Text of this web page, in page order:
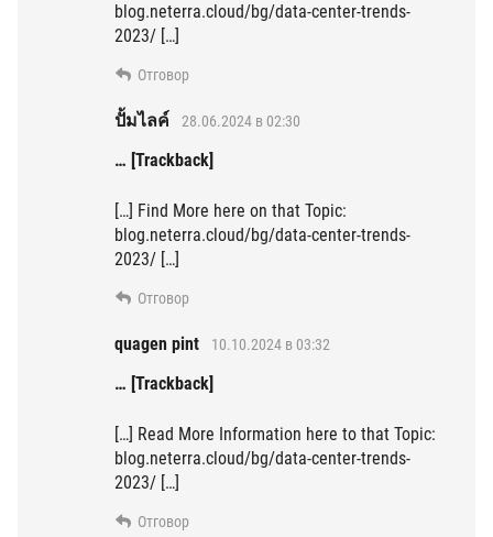
blog.neterra.cloud/bg/data-center-trends-
2023/ […]
Отговор
ปั้มไลค์ 28.06.2024 в 02:30
… [Trackback]
[…] Find More here on that Topic:
blog.neterra.cloud/bg/data-center-trends-
2023/ […]
Отговор
quagen pint 10.10.2024 в 03:32
… [Trackback]
[…] Read More Information here to that Topic:
blog.neterra.cloud/bg/data-center-trends-
2023/ […]
Отговор